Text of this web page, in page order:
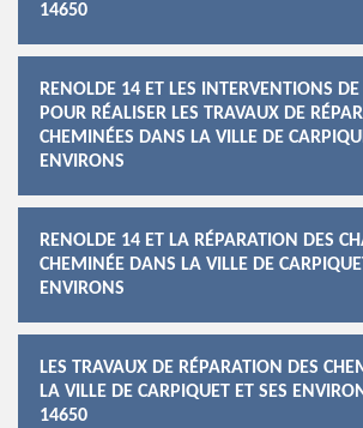
14650
RENOLDE 14 ET LES INTERVENTIONS
POUR RÉALISER LES TRAVAUX DE
CHEMINÉES DANS LA VILLE DE
ENVIRONS
RENOLDE 14 ET LA RÉPARATION DES
CHEMINÉE DANS LA VILLE DE
ENVIRONS
LES TRAVAUX DE RÉPARATION DES
LA VILLE DE CARPIQUET ET SES
14650